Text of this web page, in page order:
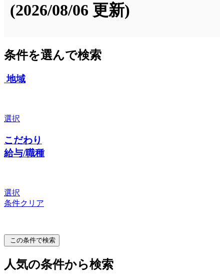
(2026/08/06 更新)
条件を選んで検索
地域
選択
こだわり
給与/職種
選択
条件クリア
この条件で検索
人気の条件から検索